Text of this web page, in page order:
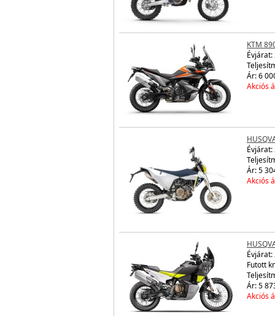
KTM
Évjárat:
Ár: 6
Akciós
Évjárat:
Ár: 5
Akciós
Évjárat:
Futott
Ár: 5
Akciós